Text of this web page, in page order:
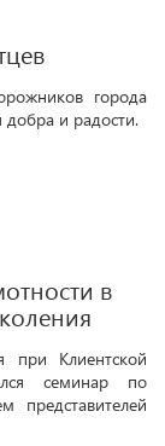
города
добра и радости.
в
при Клиентской
семинар по
представителей